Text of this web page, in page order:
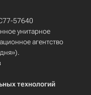
57640
унитарное
агентство
технологий